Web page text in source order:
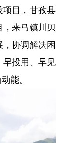
项目，甘孜县
，来马镇川贝
协调解决困
早投用、早见
能。